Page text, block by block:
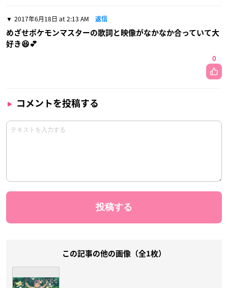
2017年6月18日 at 2:13 AM 返信
めざせポケモンマスターの歌詞と映像がなかなか合っていて大
好き😆💕
0
コメントを投稿する
この記事の他の画像（全1枚）